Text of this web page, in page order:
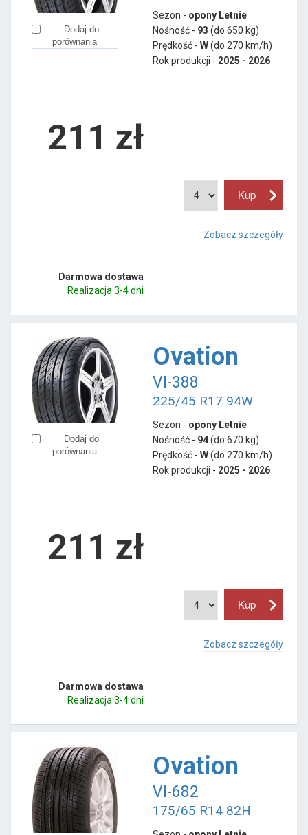
Dodaj do
porównania
Sezon - opony Letnie
Nośność - 93 (do 650 kg)
Prędkość - W(do 270 km/h)
Rok produkcji - 2025 - 2026
211 zł
Zobacz szczegóły
Darmowa dostawa
Realizacja 3-4 dni
Dodaj do
porównania
Ovation
VI-388
225/45 R17 94W
Sezon - opony Letnie
Nośność - 94(do 670 kg)
Prędkość - W(do 270 km/h)
Rok produkcji - 2025 - 2026
211 zł
Zobacz szczegóły
Darmowa dostawa
Realizacja 3-4 dni
Ovation
VI-682
175/65 R14 82H